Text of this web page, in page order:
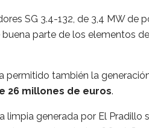
SG 3.4-132, de 3,4 MW de
parte de los elementos
permitido también la
26 millones de euros.
limpia generada por El